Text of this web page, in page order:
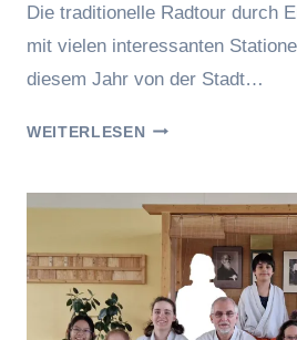
Raufer
Die traditionelle Radtour durch
mit vielen interessanten
diesem Jahr von der Stadt…
WEITERLESEN30.
AM
1.
MAI